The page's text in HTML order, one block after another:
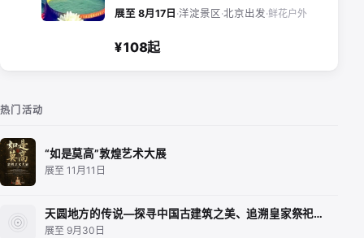
展至 8月17日 ·洋淀景区·北京出发·鲜花户外
¥108起
热门活动
“如是莫高”敦煌艺术大展
展至 11月11日
天圆地方的传说—探寻中国古建筑之美、追溯皇家祭祀…
展至 9月30日